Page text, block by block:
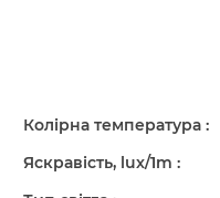
Колірна температура
Яскравість, lux/1m